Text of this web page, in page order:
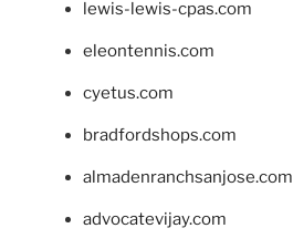
lewis-lewis-cpas.com
eleontennis.com
cyetus.com
bradfordshops.com
almadenranchsanjose.com
advocatevijay.com